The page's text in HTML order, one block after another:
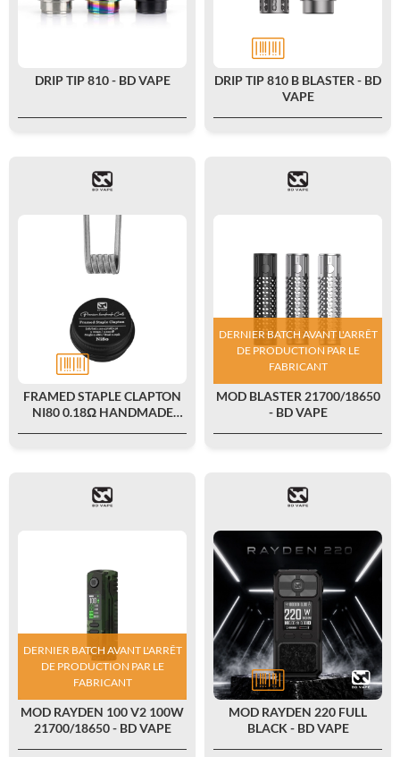
DRIP TIP 810 - BD VAPE
DRIP TIP 810 B BLASTER - BD
VAPE
FRAMED STAPLE CLAPTON
NI80 0.18Ω HANDMADE
DERNIER BATCH AVANT L'ARRÊT
DE PRODUCTION PAR LE
FABRICANT
MOD BLASTER 21700/18650
- BD VAPE
DERNIER BATCH AVANT L'ARRÊT
DE PRODUCTION PAR LE
FABRICANT
MOD RAYDEN 100 V2 100W
21700/18650 - BD VAPE
MOD RAYDEN 220 FULL
BLACK - BD VAPE